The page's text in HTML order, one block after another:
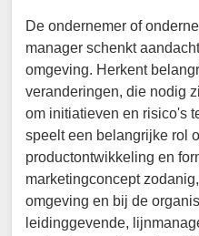
De ondernemer of
manager schenkt
omgeving. Herkent
veranderingen, die nodig
om initiatieven en risico's
speelt een belangrijke rol
productontwikkeling en
marketingconcept
omgeving en bij de
leidinggevende,